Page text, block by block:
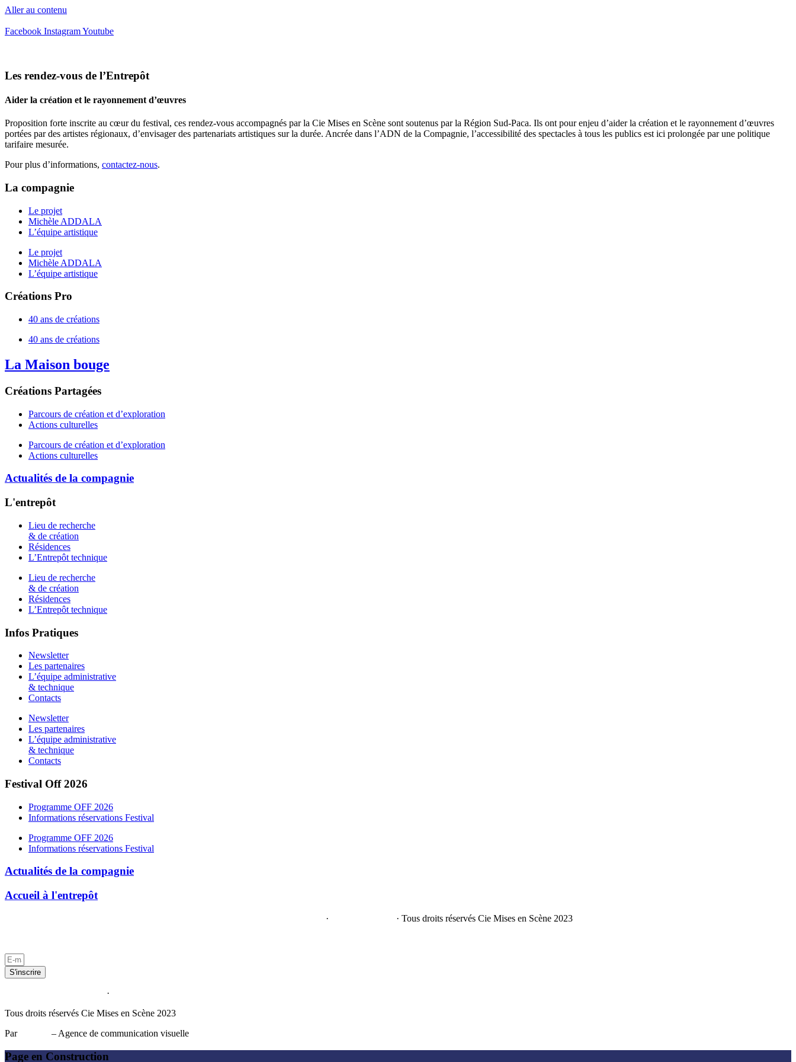
Aller au contenu
Facebook InstagramYoutube
Les rendez-vous de l’Entrepôt
Aider la création et le rayonnement d’œuvres
Proposition forte inscrite au cœur du festival, ces rendez-vous accompagnés par la Cie Mises en Scène sont soutenus par la Région Sud-Paca. Ils ont pour enjeu d’aider la création et le rayonnement d’œuvres
portées par des artistes régionaux, d’envisager des partenariats artistiques sur la durée. Ancrée dans l’ADN de la Compagnie, l’accessibilité des spectacles à tous les publics est ici prolongée par une politique
tarifaire mesurée.
Pour plus d’informations, contactez-nous.
La compagnie
Le projet
Michèle ADDALA
L’équipe artistique
Le projet
Michèle ADDALA
L’équipe artistique
Créations Pro
40 ans de créations
40 ans de créations
La Maison bouge
Créations Partagées
Parcours de création et d’exploration
Actions culturelles
Parcours de création et d’exploration
Actions culturelles
Actualités de la compagnie
L'entrepôt
Lieu de recherche
& de création
Résidences
L’Entrepôt technique
Lieu de recherche
& de création
Résidences
L’Entrepôt technique
Infos Pratiques
Newsletter
Les partenaires
L’équipe administrative
& technique
Contacts
Newsletter
Les partenaires
L’équipe administrative
& technique
Contacts
Festival Off 2026
Programme OFF 2026
Informations réservations Festival
Programme OFF 2026
Informations réservations Festival
Actualités de la compagnie
Accueil à l'entrepôt
·
· Tous droits réservés Cie Mises en Scène 2023
S'inscrire
·
Tous droits réservés Cie Mises en Scène 2023
Par
– Agence de communication visuelle
Page en Construction